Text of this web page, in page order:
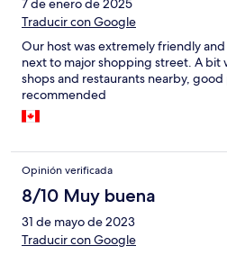
7 de enero de 2025
Traducir con Google
Our host was extremely friendly
next to major shopping street. A bit
shops and restaurants nearby,
recommended
Opinión verificada
8/10 Muy buena
31 de mayo de 2023
Traducir con Google